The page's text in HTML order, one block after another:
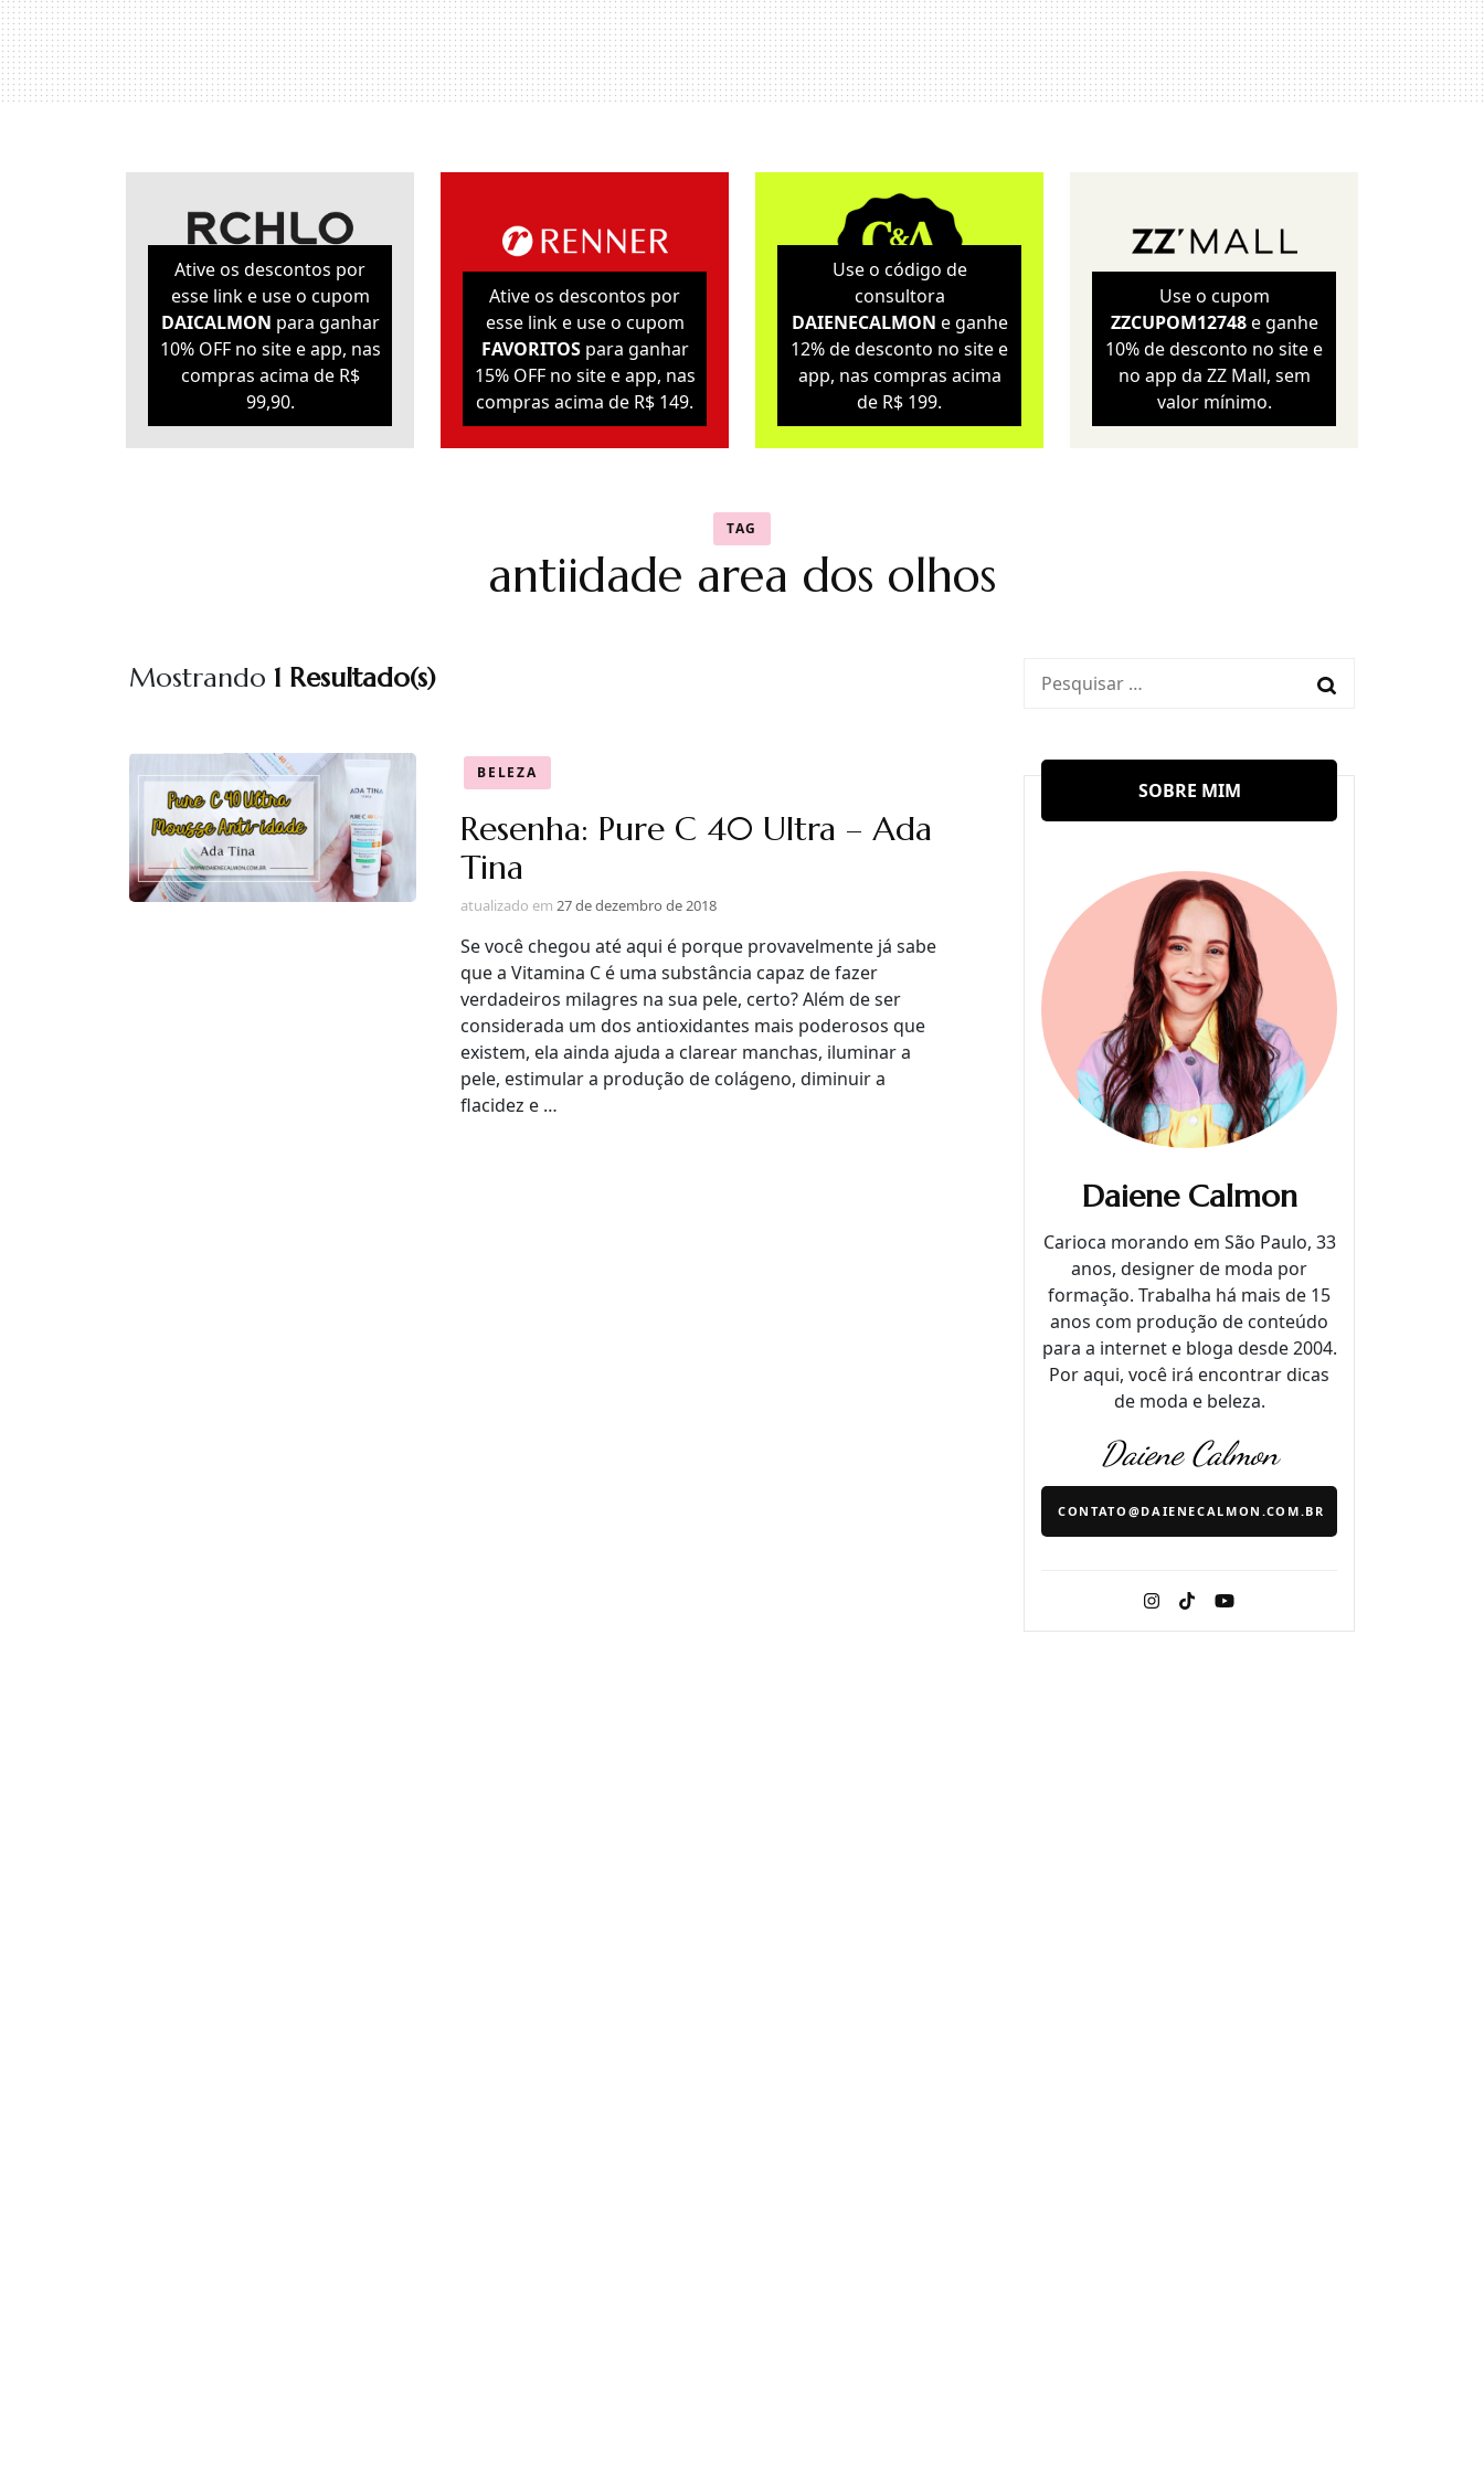
Wellness
Ative os descontos por
esse link e use o cupom
DAICALMON para ganhar
10% OFF no site e app, nas
compras acima de R$
99,90.
Ative os descontos por
esse link e use o cupom
FAVORITOSpara ganhar
15% OFF no site e app, nas
compras acima de R$ 149.
Use o código de
consultora
DAIENECALMON e ganhe
12% de desconto no site e
app, nas compras acima
de R$ 199.
Use o cupom
ZZCUPOM12748e ganhe
10% de desconto no site e
no app da ZZ Mall, sem
valor mínimo.
TAG
antiidade area dos olhos
Mostrando 1 Resultado(s)
BELEZA
Resenha: Pure C 40 Ultra – Ada
Tina
atualizado em 27 de dezembro de 2018
Se você chegou até aqui é porque provavelmente já sabe
que a Vitamina C é uma substância capaz de fazer
verdadeiros milagres na sua pele, certo? Além de ser
considerada um dos antioxidantes mais poderosos que
existem, ela ainda ajuda a clarear manchas, iluminar a
pele, estimular a produção de colágeno, diminuir a
flacidez e …
Pesquisar
SOBRE MIM
Daiene Calmon
Carioca morando em São Paulo, 33
anos, designer de moda por
formação. Trabalha há mais de 15
anos com produção de conteúdo
para a internet e bloga desde 2004.
Por aqui, você irá encontrar dicas
de moda e beleza.
Daiene Calmon
CONTATO@DAIENECALMON.COM.BR